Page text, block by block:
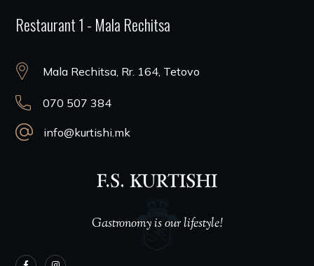
Restaurant 1 - Mala Rechitsa
Mala Rechitsa, Rr. 164, Tetovo
070 507 384
info@kurtishi.mk
Gastronomy is our lifestyle!